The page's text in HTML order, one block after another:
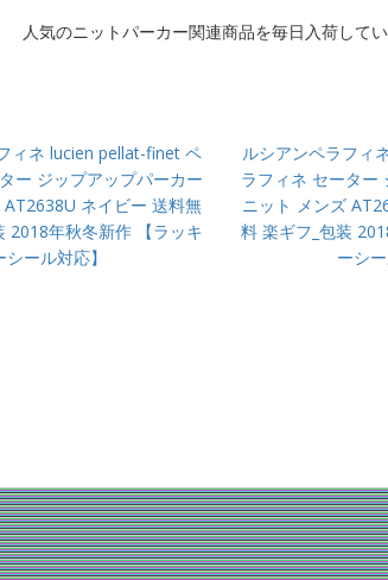
人気のニットパーカー関連商品を毎日入荷して
ィネ lucien pellat-finet ペ
ー ジップアップパーカー
ネイビー 送料無
2018年秋冬新作 【ラッキ
シール対応】
ルシアンペラフィ
ラフィネ セーター
ニット メンズ
料 楽ギフ_包装
ーシー